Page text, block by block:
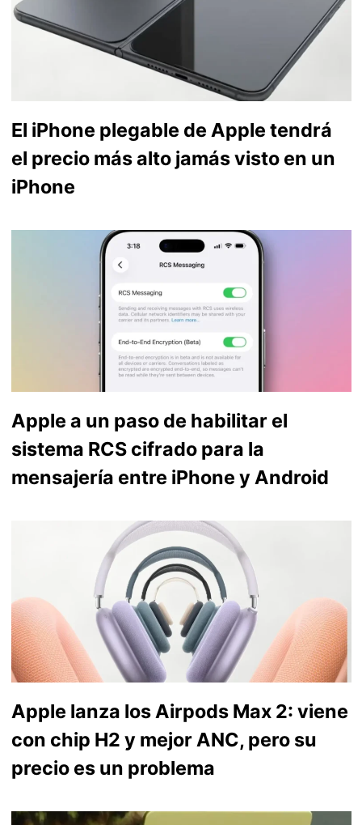
El iPhone plegable de Apple tendrá
el precio más alto jamás visto en un
iPhone
Apple a un paso de habilitar el
sistema RCS cifrado para la
mensajería entre iPhone y Android
Apple lanza los Airpods Max 2: viene
con chip H2 y mejor ANC, pero su
precio es un problema